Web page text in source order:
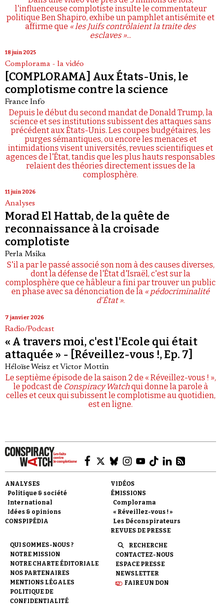
l'influenceuse complotiste insulte le commentateur
politique Ben Shapiro, exhibe un pamphlet antisémite et
affirme que « les Juifs contrôlaient la traite des
esclaves »...
18 juin 2025
Complorama - la vidéo
[COMPLORAMA] Aux États-Unis, le
complotisme contre la science
France Info
Depuis le début du second mandat de Donald Trump, la
science et ses institutions subissent des attaques sans
précédent aux États-Unis. Les coupes budgétaires, les
purges sémantiques, ou encore les menaces et
intimidations visent universités, revues scientifiques et
agences de l'État, tandis que les plus hauts responsables
relaient des théories directement issues de la
complosphère.
11 juin 2026
Analyses
Morad El Hattab, de la quête de
reconnaissance à la croisade
complotiste
Perla Msika
S'il a par le passé associé son nom à des causes diverses,
dont la défense de l'État d'Israël, c'est sur la
complosphère que ce hâbleur a fini par trouver un public
en phase avec sa dénonciation de la « pédocriminalité
d'État ».
7 janvier 2026
Radio/Podcast
« A travers moi, c'est l'Ecole qui était
attaquée » - [Réveillez-vous !, Ep. 7]
Héloïse Weisz et Victor Mottin
Le septième épisode de la saison 2 de « Réveillez-vous ! »,
le podcast de Conspiracy Watchqui donne la parole à
celles et ceux qui subissent le complotisme au quotidien,
est en ligne.
ANALYSES
Politique & société
International
Idées & opinions
CONSPIPÉDIA
VIDÉOS
ÉMISSIONS
Complorama
« Réveillez-vous ! »
Les Déconspirateurs
REVUES DE PRESSE
QUI SOMMES-NOUS ?
NOTRE MISSION
NOTRE CHARTE ÉDITORIALE
NOS PARTENAIRES
MENTIONS LÉGALES
POLITIQUE DE
CONFIDENTIALITÉ
RECHERCHE
CONTACTEZ-NOUS
ESPACE PRESSE
NEWSLETTER
FAIRE UN DON